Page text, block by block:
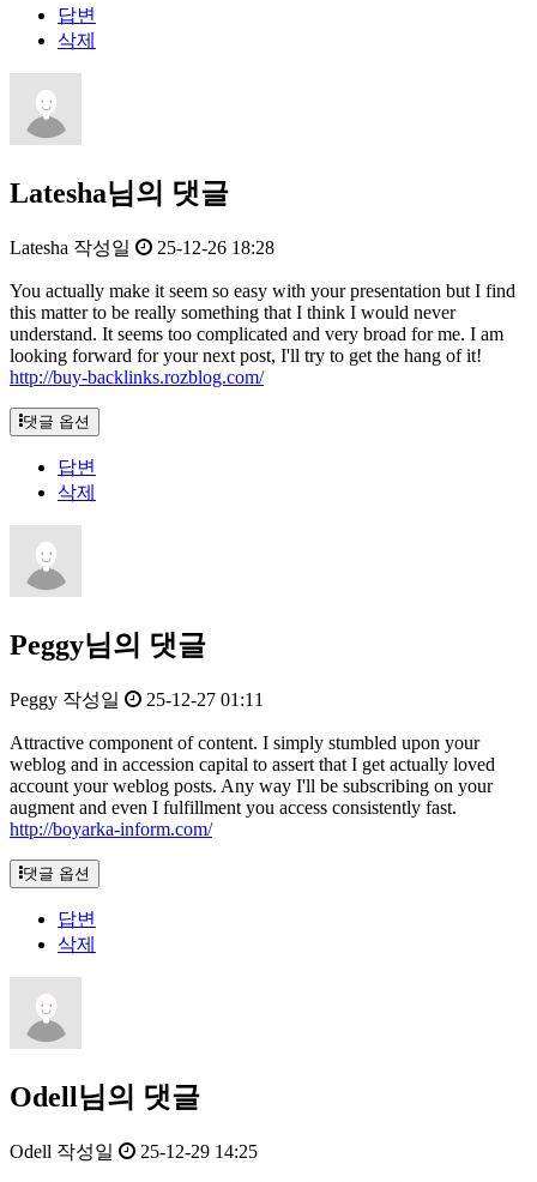
답변
삭제
Latesha님의 댓글
Latesha 작성일 25-12-26 18:28
You actually make it seem so easy with your presentation but I find
this matter to be really something that I think I would never
understand. It seems too complicated and very broad for me. I am
looking forward for your next post, I'll try to get the hang of it!
http://buy-backlinks.rozblog.com/
댓글 옵션
답변
삭제
Peggy님의 댓글
Peggy 작성일 25-12-27 01:11
Attractive component of content. I simply stumbled upon your
weblog and in accession capital to assert that I get actually loved
account your weblog posts. Any way I'll be subscribing on your
augment and even I fulfillment you access consistently fast.
http://boyarka-inform.com/
댓글 옵션
답변
삭제
Odell님의 댓글
Odell 작성일 25-12-29 14:25